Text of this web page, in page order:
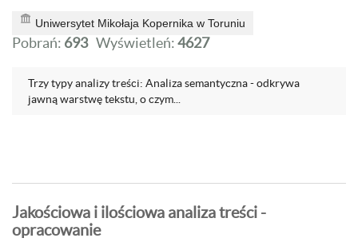
Uniwersytet Mikołaja Kopernika w Toruniu
Pobrań: 693 Wyświetleń:4627
Trzy typy analizy treści: Analiza semantyczna - odkrywa
jawną warstwę tekstu, o czym...
Jakościowa i ilościowa analiza treści -
opracowanie